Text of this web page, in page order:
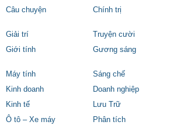
Câu chuyện
Chính trị
Giải trí
Truyện cười
Giới tính
Gương sáng
Máy tính
Sáng chế
Kinh doanh
Doanh nghiệp
Kinh tế
Lưu Trữ
Ô tô – Xe máy
Phân tích